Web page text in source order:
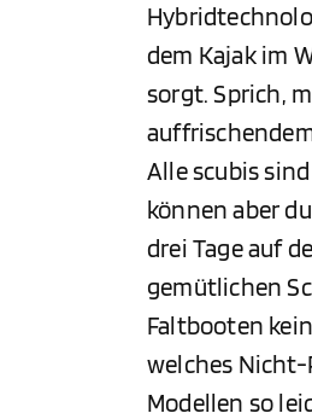
dem Kajak im
sorgt. Sprich,
Alle scubis
können aber
drei Tage auf
gemütlichen
Faltbooten
welches Nicht-
Modellen so